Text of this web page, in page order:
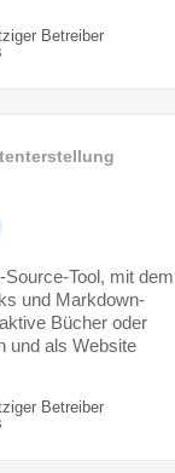
Betreiber
Tool, mit dem
und Markdown-
Bücher oder
und als Website
Betreiber